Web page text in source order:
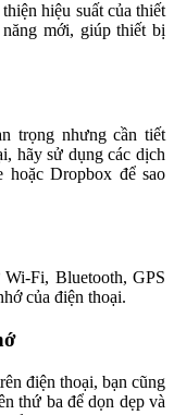
hiệu suất của thiết
mới, giúp thiết bị
trọng nhưng cần tiết
hãy sử dụng các dịch
Dropbox để sao
Fi, Bluetooth, GPS
của điện thoại.
điện thoại, bạn cũng
thứ ba để dọn dẹp và